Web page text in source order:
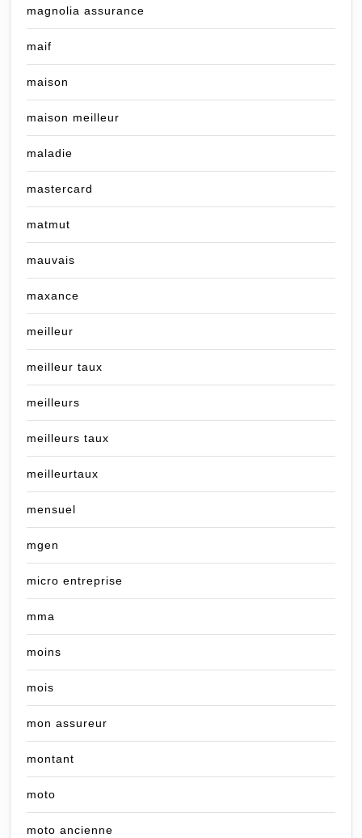
magnolia assurance
maif
maison
maison meilleur
maladie
mastercard
matmut
mauvais
maxance
meilleur
meilleur taux
meilleurs
meilleurs taux
meilleurtaux
mensuel
mgen
micro entreprise
mma
moins
mois
mon assureur
montant
moto
moto ancienne